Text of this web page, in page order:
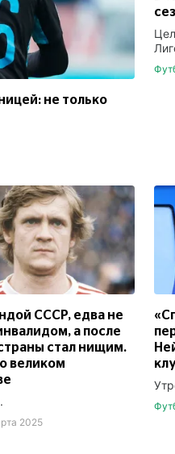
не только
СССР, едва не
а после
стал нищим.
великом
2025